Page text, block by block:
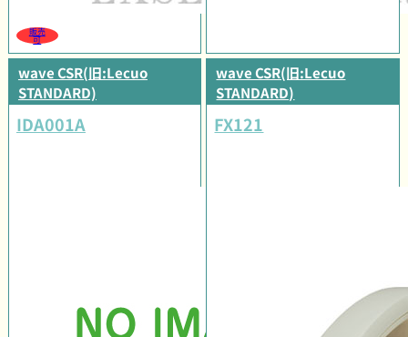
販売
可
wave CSR(旧:Lecuo
STANDARD)
IDA001A
wave CSR(旧:Lecuo
STANDARD)
FX121